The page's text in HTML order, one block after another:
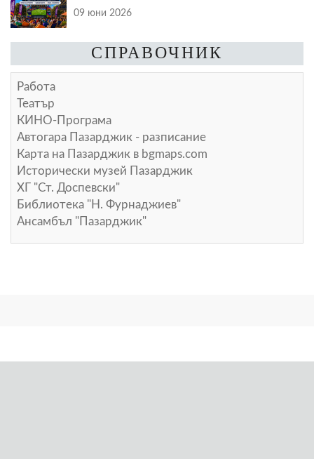
09 юни 2026
СПРАВОЧНИК
Работа
Театър
КИНО-Програма
Автогара Пазарджик - разписание
Карта на Пазарджик в bgmaps.com
Исторически музей Пазарджик
ХГ "Ст. Доспевски"
Библиотека "Н. Фурнаджиев"
Ансамбъл "Пазарджик"